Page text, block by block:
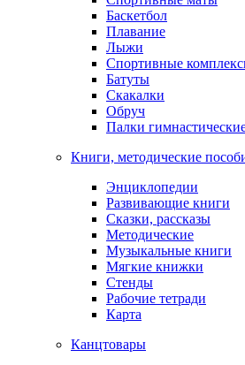
Баскетбол
Плавание
Лыжи
Спортивные
Батуты
Скакалки
Обруч
Палки
Книги, методические
Энциклопедии
Развивающие книги
Сказки, рассказы
Методические
Музыкальные книги
Мягкие книжки
Стенды
Рабочие тетради
Карта
Канцтовары